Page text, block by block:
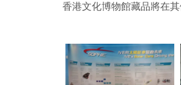
香港文化博物館藏品將在